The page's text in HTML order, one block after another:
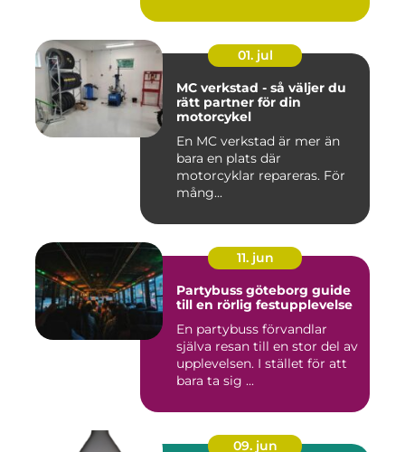
01. jul
MC verkstad - så väljer du
rätt partner för din
motorcykel
En MC verkstad är mer än
bara en plats där
motorcyklar repareras. För
mång...
11. jun
Partybuss göteborg guide
till en rörlig festupplevelse
En partybuss förvandlar
själva resan till en stor del av
upplevelsen. I stället för att
bara ta sig ...
09. jun